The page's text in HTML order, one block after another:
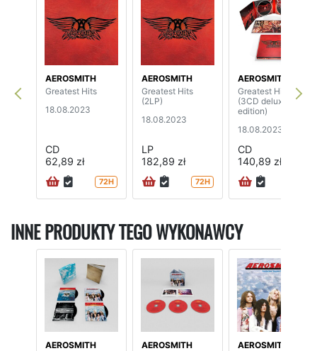
AEROSMITH
Greatest Hits
18.08.2023
CD
62,89 zł
72H
AEROSMITH
Greatest Hits
(2LP)
18.08.2023
LP
182,89 zł
72H
AEROSMITH
Greatest Hits
(3CD deluxe
edition)
18.08.2023
CD
140,89 zł
INNE PRODUKTY TEGO WYKONAWCY
AEROSMITH
AEROSMITH
AEROSMITH